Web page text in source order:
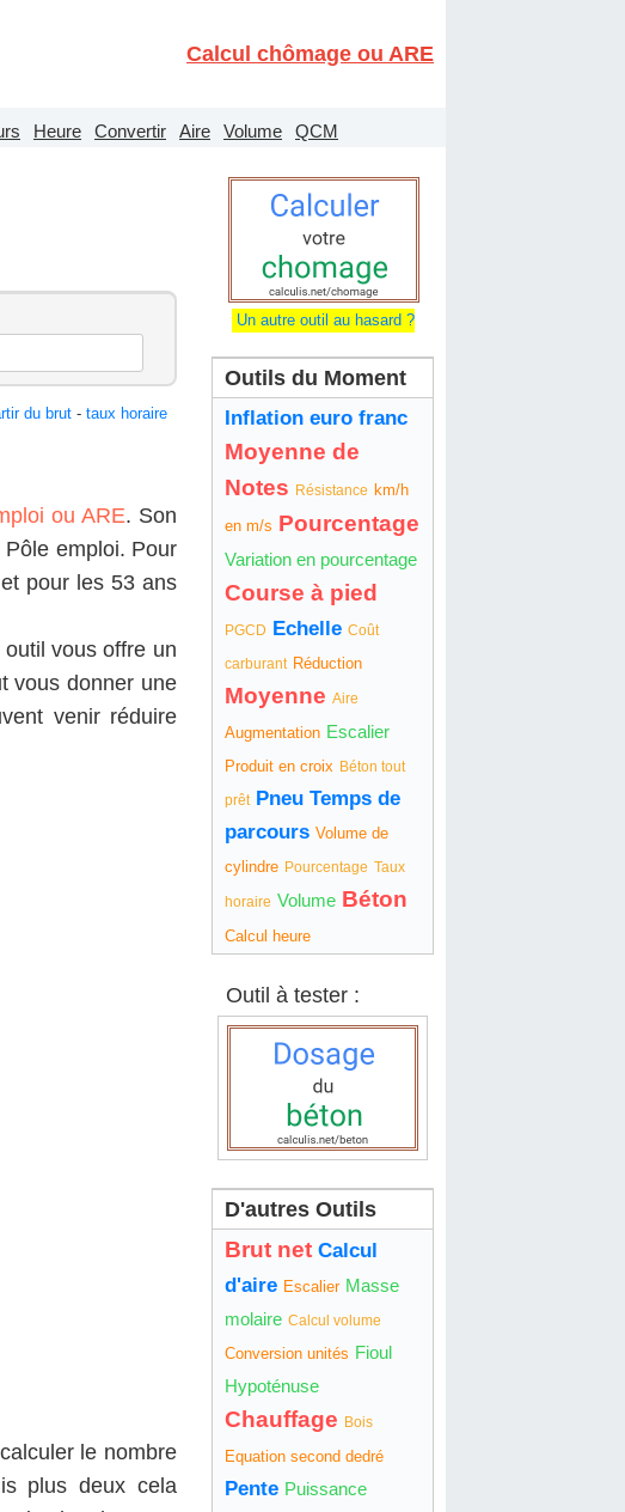
Calcul chômage ou ARE
Heure Convertir Aire Volume QCM
du brut- taux horaire
ou ARE. Son
emploi. Pour
pour les 53 ans
outil vous offre un
vous donner une
venir réduire
le nombre
plus deux cela
Un autre outil au hasard ?
Outils du Moment
Inflation euro franc
Moyenne de
Notes Résistance km/h
en m/s Pourcentage
Variation en pourcentage
Course à pied
PGCD Echelle Coût
carburant Réduction
Moyenne Aire
Augmentation Escalier
Produit en croix Béton tout
prêt Pneu Temps de
parcours Volume de
cylindre Pourcentage Taux
horaire Volume Béton
Calcul heure
Outil à tester :
D'autres Outils
Brut net Calcul
d'aire Escalier Masse
molaire Calcul volume
Conversion unités Fioul
Hypoténuse
Chauffage Bois
Equation second dedré
Pente Puissance